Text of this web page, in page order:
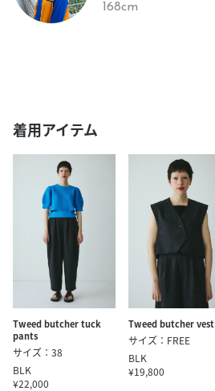
168cm
着用アイテム
Tweed butcher tuck
pants
サイズ：38
BLK
¥22,000
Tweed butcher vest
サイズ：FREE
BLK
¥19,800